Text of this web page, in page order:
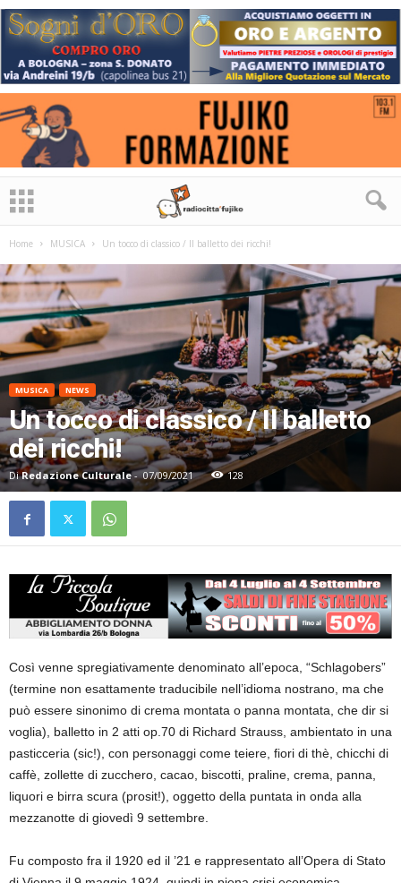
Home MUSICA Un tocco di classico / Il balletto dei ricchi!
MUSICA NEWS
Un tocco di classico / Il balletto
dei ricchi!
Di Redazione Culturale- 07/09/2021 128
Così venne spregiativamente denominato all’epoca, “Schlagobers”
(termine non esattamente traducibile nell’idioma nostrano, ma che
può essere sinonimo di crema montata o panna montata, che dir si
voglia), balletto in 2 atti op.70 di Richard Strauss, ambientato in una
pasticceria (sic!), con personaggi come teiere, fiori di thè, chicchi di
caffè, zollette di zucchero, cacao, biscotti, praline, crema, panna,
liquori e birra scura (prosit!), oggetto della puntata in onda alla
mezzanotte di giovedì 9 settembre.
Fu composto fra il 1920 ed il ’21 e rappresentato all’Opera di Stato